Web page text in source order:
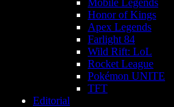
Mobile Legends
Honor of Kings
Apex Legends
Farlight 84
Wild Rift: LoL
Rocket League
Pokémon UNITE
TFT
Editorial